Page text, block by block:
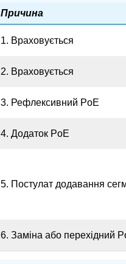
Причина
1. Враховується
2. Враховується
3. Рефлексивний PoE
4. Додаток PoE
5. Постулат додавання
6. Заміна або перехідний